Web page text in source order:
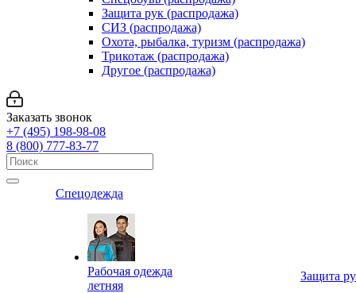
Защита рук (распродажа)
СИЗ (распродажа)
Охота, рыбалка, туризм (распродажа)
Трикотаж (распродажа)
Другое (распродажа)
Заказать звонок
+7 (495) 198-98-08
8 (800) 777-83-77
Спецодежда
Рабочая одежда
летняя
Защита